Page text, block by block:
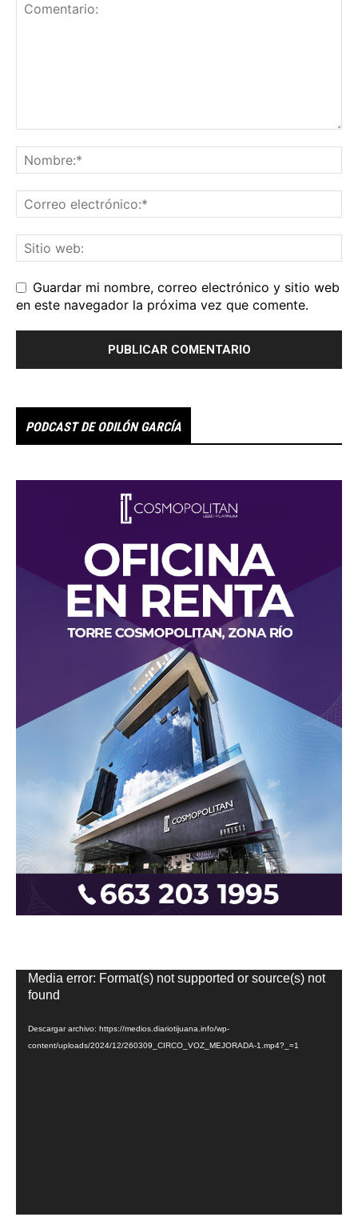
Guardar mi nombre, correo electrónico y sitio web
en este navegador la próxima vez que comente.
PODCAST DE ODILÓN GARCÍA
Reproductor
de
Media error: Format(s) not supported or source(s) not
found
Descargar archivo: https://medios.diariotijuana.info/wp-
content/uploads/2024/12/260309_CIRCO_VOZ_MEJORADA-1.mp4?_=1